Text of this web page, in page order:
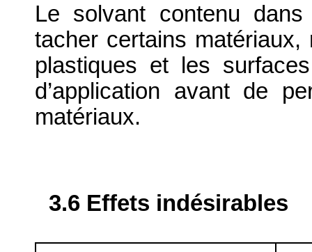
Le solvant contenu
tacher certains
plastiques et les
d’application avant de
matériaux.
3.6 Effets indésirables